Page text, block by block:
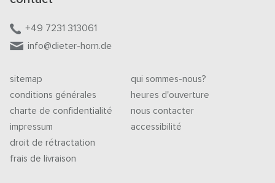
+49 7231 313061
info@dieter-horn.de
sitemap
conditions générales
charte de confidentialité
impressum
droit de rétractation
frais de livraison
qui sommes-nous?
heures d'ouverture
nous contacter
accessibilité